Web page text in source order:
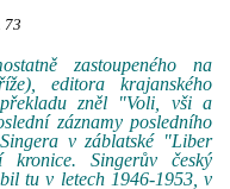
73
zastoupeného na
editora krajanského
zněl "Voli, vši a
záznamy posledního
v záblatské "Liber
Singerův český
tu v letech 1946-1953, v